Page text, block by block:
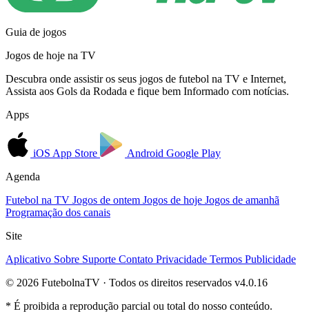
Guia de jogos
Jogos de hoje na TV
Descubra onde assistir os seus jogos de futebol na TV e Internet,
Assista aos Gols da Rodada e fique bem Informado com notícias.
Apps
iOS App Store Android Google Play
Agenda
Futebol na TV Jogos de ontem Jogos de hoje Jogos de amanhã
Programação dos canais
Site
Aplicativo Sobre Suporte Contato Privacidade Termos Publicidade
© 2026 FutebolnaTV · Todos os direitos reservados v4.0.16
* É proibida a reprodução parcial ou total do nosso conteúdo.